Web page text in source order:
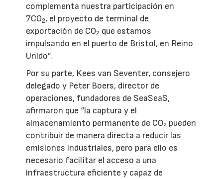
complementa nuestra participación en
7CO2, el proyecto de terminal de
exportación de CO2 que estamos
impulsando en el puerto de Bristol, en Reino
Unido”.
Por su parte, Kees van Seventer, consejero
delegado y Peter Boers, director de
operaciones, fundadores de SeaSeaS,
afirmaron que “la captura y el
almacenamiento permanente de CO2 pueden
contribuir de manera directa a reducir las
emisiones industriales, pero para ello es
necesario facilitar el acceso a una
infraestructura eficiente y capaz de